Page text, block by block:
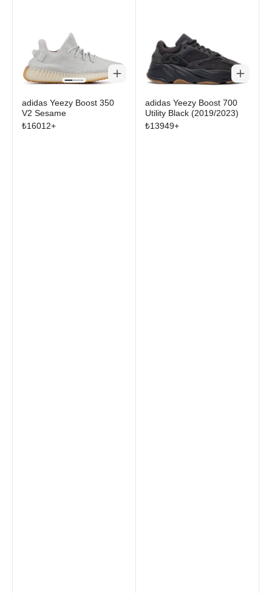
adidas Yeezy Boost 350
V2 Sesame
₺16012+
adidas Yeezy Boost 700
Utility Black (2019/2023)
₺13949+